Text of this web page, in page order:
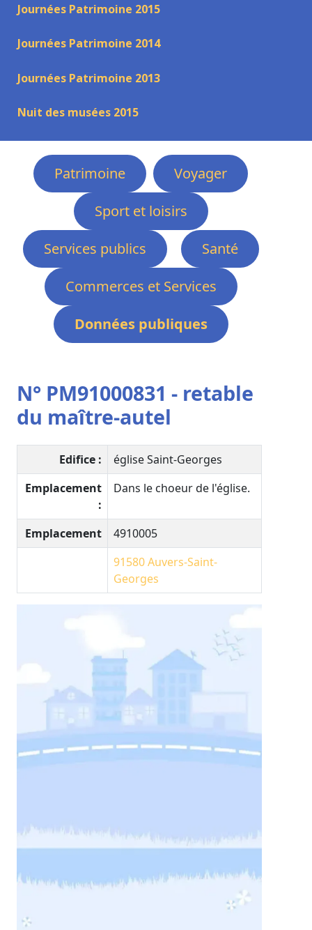
Journées Patrimoine 2015
Journées Patrimoine 2014
Journées Patrimoine 2013
Nuit des musées 2015
Patrimoine
Voyager
Sport et loisirs
Services publics
Santé
Commerces et Services
Données publiques
N° PM91000831 - retable
du maître-autel
Edifice :
église Saint-Georges
Emplacement
:
Dans le choeur de l'église.
Emplacement
4910005
91580Auvers-Saint-
Georges